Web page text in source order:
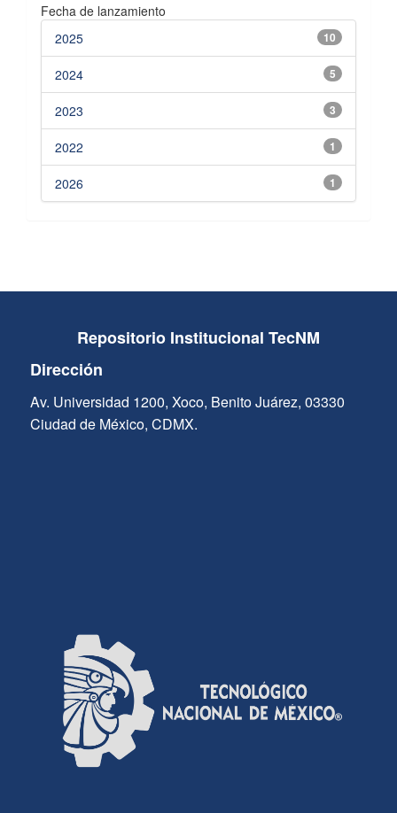
Fecha de lanzamiento
10
2025
5
2024
3
2023
1
2022
1
2026
Repositorio Institucional TecNM
Dirección
Av. Universidad 1200, Xoco, Benito Juárez, 03330
Ciudad de México, CDMX.